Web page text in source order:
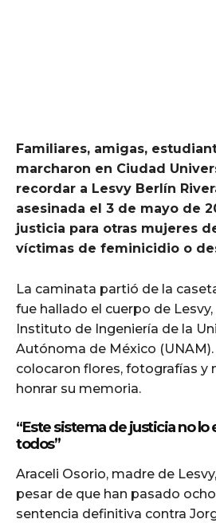
Familiares, amigas,
marcharon en Ciudad
recordar a Lesvy Berlín
asesinada el 3 de mayo de
justicia para otras mujeres
víctimas de feminicidio o
La caminata partió de la
fue hallado el cuerpo de
Instituto de Ingeniería de la
Autónoma de México (UNAM).
colocaron flores, fotografías y
honrar su memoria.
“Este sistema de justicia no lo
todos”
Araceli Osorio, madre de
pesar de que han pasado
sentencia definitiva contra